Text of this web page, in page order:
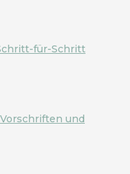
für-Schritt
und